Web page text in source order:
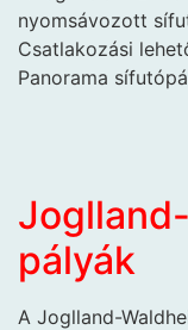
nyomsávozott
Csatlakozási
Panorama
pályák
A Joglland-